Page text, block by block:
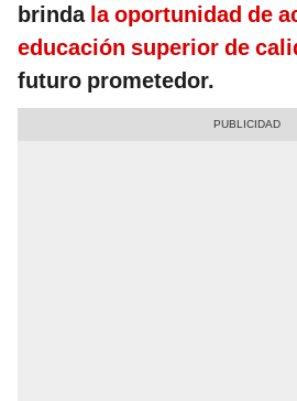
brindala oportunidad de
educación superior de
futuro prometedor.